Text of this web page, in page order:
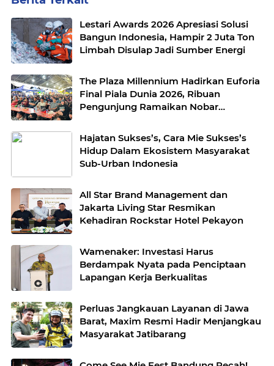
Lestari Awards 2026 Apresiasi Solusi
Bangun Indonesia, Hampir 2 Juta Ton
Limbah Disulap Jadi Sumber Energi
The Plaza Millennium Hadirkan Euforia
Final Piala Dunia 2026, Ribuan
Pengunjung Ramaikan Nobar
Hajatan Sukses’s, Cara Mie Sukses’s
Hidup Dalam Ekosistem Masyarakat
Sub-Urban Indonesia
All Star Brand Management dan
Jakarta Living Star Resmikan
Kehadiran Rockstar Hotel Pekayon
Wamenaker: Investasi Harus
Berdampak Nyata pada Penciptaan
Lapangan Kerja Berkualitas
Perluas Jangkauan Layanan di Jawa
Barat, Maxim Resmi Hadir Menjangkau
Masyarakat Jatibarang